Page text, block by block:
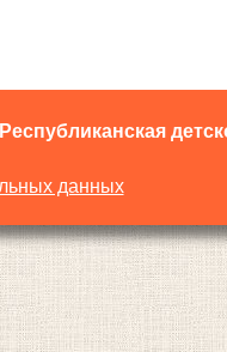
Республиканская
данных